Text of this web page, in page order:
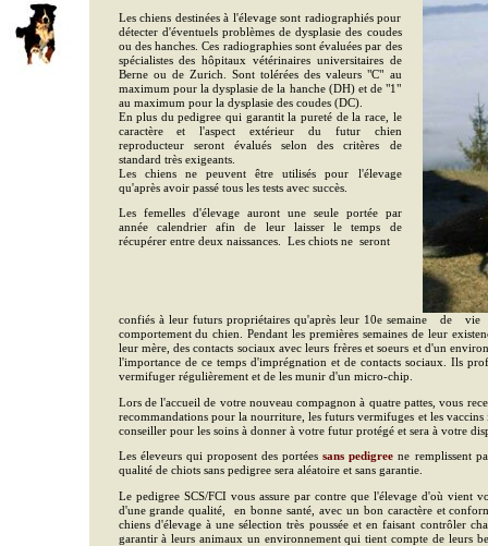
Les chiens destinées à l'élevage sont radiographiés pour
détecter d'éventuels problèmes de dysplasie des coudes
ou des hanches. Ces radiographies sont évaluées par des
spécialistes des hôpitaux vétérinaires universitaires de
Berne ou de Zurich. Sont tolérées des valeurs "C" au
maximum pour la dysplasie de la hanche (DH) et de "1"
au maximum pour la dysplasie des coudes (DC).
En plus du pedigree qui garantit la pureté de la race, le
caractère et l'aspect extérieur du futur chien
reproducteur seront évalués selon des critères de
standard très exigeants.
Les chiens ne peuvent être utilisés pour l'élevage
qu'après avoir passé tous les tests avec succès.
Les femelles d'élevage auront une seule portée par
année calendrier afin de leur laisser le temps de
récupérer entre deux naissances. Les chiots ne seront
confiés à leur futurs propriétaires qu'après leur 10e semaine de
comportement du chien. Pendant les premières semaines de leur
leur mère, des contacts sociaux avec leurs frères et soeurs et d'un
l'importance de ce temps d'imprégnation et de contacts sociaux. Ils
vermifuger régulièrement et de les munir d'un micro-chip.
Lors de l'accueil de votre nouveau compagnon à quatre pattes, vous
recommandations pour la nourriture, les futurs vermifuges et les
conseiller pour les soins à donner à votre futur protégé et sera à votre
Les éleveurs qui proposent des portéessans pedigree ne remplissent
qualité de chiots sans pedigree sera aléatoire et sans garantie.
Le pedigree SCS/FCI vous assure par contre que l'élevage d'où vient
d'une grande qualité, en bonne santé, avec un bon caractère et
chiens d'élevage à une sélection très poussée et en faisant contrôler
garantir à leurs animaux un environnement qui tient compte de leurs